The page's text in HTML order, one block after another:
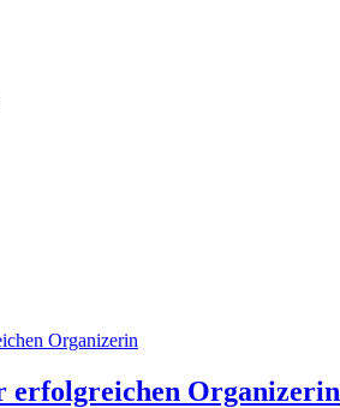
erfolgreichen Organizerin